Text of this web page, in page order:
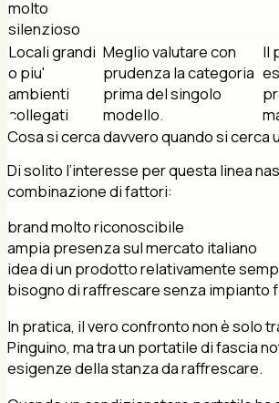
molto
silenzioso
Locali grandi
o piu'
ambienti
collegati
Meglio valutare con
prudenza la categoria
prima del singolo
modello.
Il
Cosa si cerca davvero quando si cerca
Di solito l’interesse per questa linea
combinazione di fattori:
brand molto riconoscibile
ampia presenza sul mercato italiano
idea di un prodotto relativamente
bisogno di raffrescare senza impianto
In pratica, il vero confronto non è solo
Pinguino, ma tra un portatile di fascia
esigenze della stanza da raffrescare.